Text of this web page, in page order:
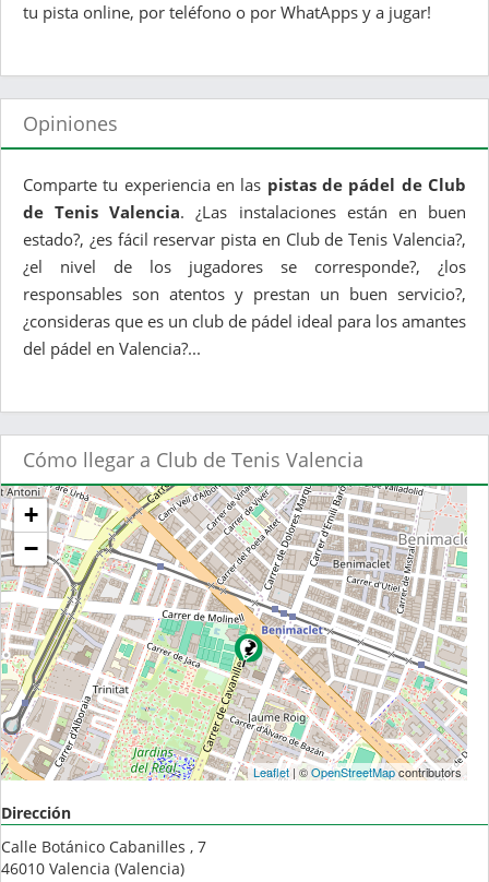
tu pista online, por teléfono o por WhatApps y a jugar!
Opiniones
Comparte tu experiencia en las pistas de pádel de Club
de Tenis Valencia. ¿Las instalaciones están en buen
estado?, ¿es fácil reservar pista en Club de Tenis Valencia?,
¿el nivel de los jugadores se corresponde?, ¿los
responsables son atentos y prestan un buen servicio?,
¿consideras que es un club de pádel ideal para los amantes
del pádel en Valencia?...
Cómo llegar a Club de Tenis Valencia
+
−
Leaflet| ©OpenStreetMapcontributors
Dirección
Calle Botánico Cabanilles , 7
46010 Valencia (Valencia)